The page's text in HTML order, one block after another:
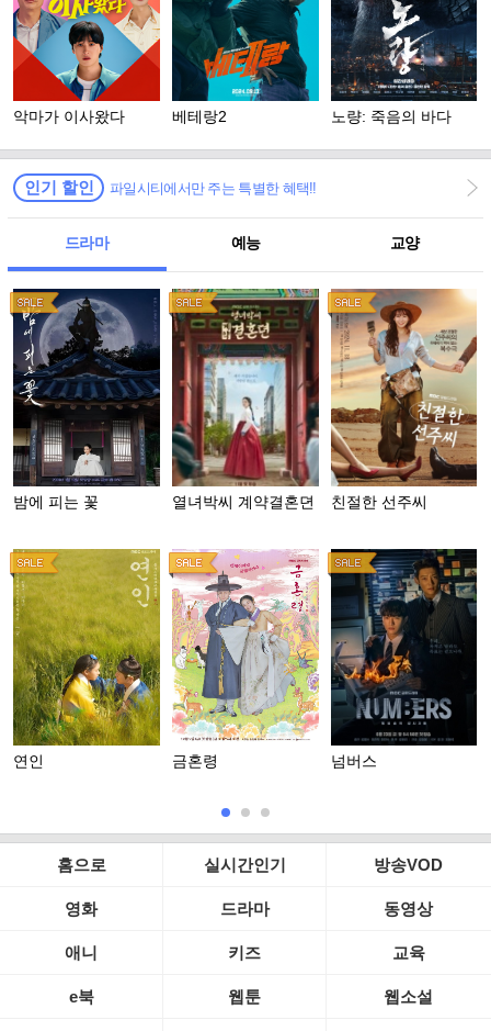
악마가 이사왔다 베테랑2 노량: 죽음의 바다
인기 할인 파일시티에서만 주는 특별한 혜택!!
드라마 예능 교양
밤에 피는 꽃 열녀박씨 계약결혼뎐 친절한 선주씨
연인 금혼령 넘버스
홈으로 실시간인기 방송VOD
영화 드라마 동영상
애니 키즈 교육
e북 웹툰 웹소설